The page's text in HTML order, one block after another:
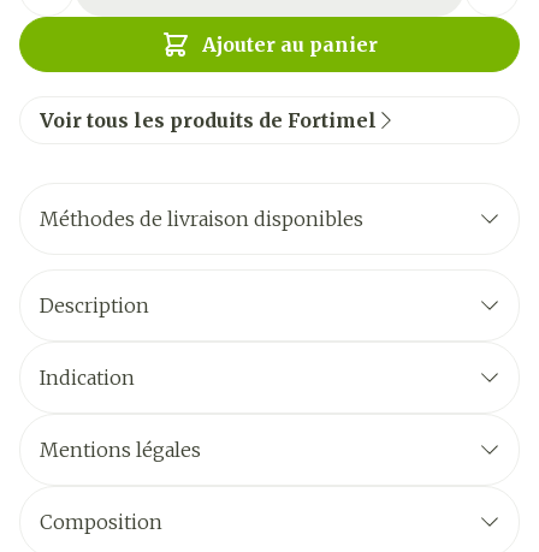
Ajouter au panier
Voir tous les produits de Fortimel
Méthodes de livraison disponibles
Description
Indication
Mentions légales
Composition